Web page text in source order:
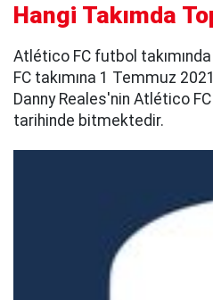
Hangi Takımda
Atlético FC futbol
FC takımına 1 Temmuz
Danny Reales'nin Atlético
tarihinde bitmektedir.